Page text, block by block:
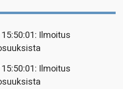
Ilmoitus
Ilmoitus